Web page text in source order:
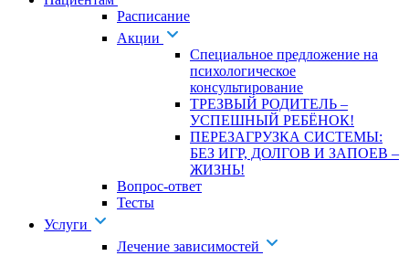
Расписание
Акции
Специальное предложение на
психологическое
консультирование
ТРЕЗВЫЙ РОДИТЕЛЬ –
УСПЕШНЫЙ РЕБЁНОК!
ПЕРЕЗАГРУЗКА СИСТЕМЫ:
БЕЗ ИГР, ДОЛГОВ И ЗАПОЕВ –
ЖИЗНЬ!
Вопрос-ответ
Тесты
Услуги
Лечение зависимостей